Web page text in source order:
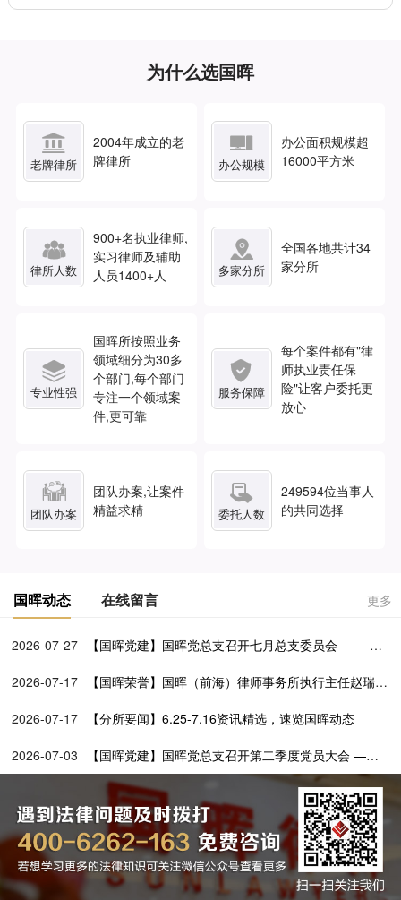
为什么选国晖

老牌律所
2004年成立的老
牌律所

办公规模
办公面积规模超
16000平方米

律所人数
900+名执业律师,
实习律师及辅助
人员1400+人

多家分所
全国各地共计34
家分所

专业性强
国晖所按照业务
领域细分为30多
个部门,每个部门
专注一个领域案
件,更可靠

服务保障
每个案件都有"律
师执业责任保
险"让客户委托更
放心

团队办案
团队办案,让案件
精益求精

委托人数
249594位当事人
的共同选择
更多
国晖动态 在线留言
2026-07-27
【国晖党建】国晖党总支召开七月总支委员会 —— 学
2026-07-17
【国晖荣誉】国晖（前海）律师事务所执行主任赵瑞媛
2026-07-17
【分所要闻】6.25-7.16资讯精选，速览国晖动态
2026-07-03
【国晖党建】国晖党总支召开第二季度党员大会 ——
党建引领公益路 法律服务暖基层